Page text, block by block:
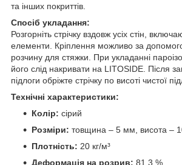
та інших покриттів.
Спосіб укладання:
Розгорніть стрічку вздовж усіх стін,
елементи. Кріплення можливо за
розчину для стяжки. При укладанні
його слід накривати на LITOSIDE. Після
підлоги обріжте стрічку по висоті чистої
Технічні характеристики:
Колір: сірий
Розміри: товщина – 5 мм, висота –
Плотність: 20 кг/м³
Деформація на розрив: 81,3 %